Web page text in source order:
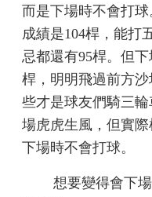
而是下場時不會打球
成績是104桿，能打
忌都還有95桿。但
桿，明明飛過前方
些才是球友們騎三
場虎虎生風，但實
下場時不會打球。
想要變得會下場